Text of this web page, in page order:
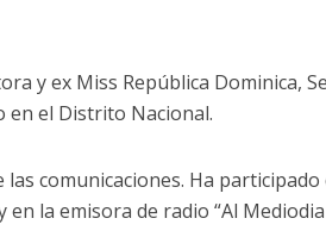
y ex Miss República Dominica,
en el Distrito Nacional.
comunicaciones. Ha participado
en la emisora ​​de radio “Al